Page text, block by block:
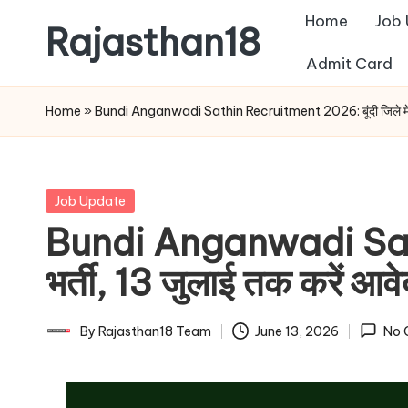
content
Rajasthan18
News
is
most
watched
and
most
respected
Home Job
Admit Card
Home » Bundi Anganwadi Sathin Recruitment 2026: बूंदी जिले में
Posted
Job Update
Bundi Anganwadi
भर्ती, 13 जुलाई तक करें
Posted
By Rajasthan18 Team June 13, 2026 No